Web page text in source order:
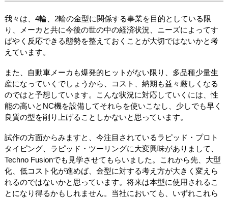
我々は、4輪、2輪の金型に関係する事業を目的としている限
り、メーカと共に今後の世の中の経済状況、ニーズによってす
ばやく反応できる態勢を整えておくことが大切ではないかと考
えています。
また、自動車メーカも爆発的ヒットがない限り、多品種少量生
産になっていくでしょうから、コスト、納期も益々厳しくなる
のではと予想しています。こんな状況に対応していくには、性
能の高いとNC機を設備してそれらを使いこなし、少しでも早く
良質の型を削り上げることしかないと思っています。
試作の方面からみますと、今注目されているラピッド・プロト
タイピング、ラピッド・ツーリングに大変興味がありまして、
Techno Fusionでも見学させてもらいました。これから先、大型
化、低コスト化が進めば、金型に対する考え方が大きく変えら
れるのではないかと思っています。将来は本型に使用されるこ
とになり得るかもしれません。当社においても、いずれこれら